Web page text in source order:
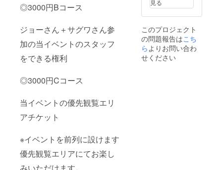
◎3000円Bコース
ジョーさん＋サグワさん参
加の当イベントのスタッフ
をできる権利
◎3000円Cコース
当イベントの優先観覧エリ
アチケット
※イベントを前列に設けます
優先観覧エリアにてお楽し
みいただけます。
見る
このプロジェクト
の問題報告はこち
ら よりお問い合わ
せください